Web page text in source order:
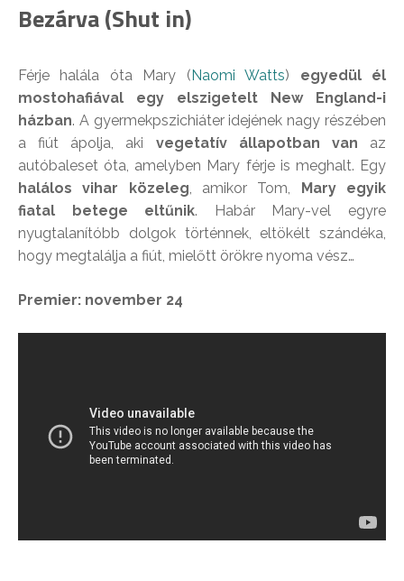
Bezárva (Shut in)
Férje halála óta Mary ( Naomi Watts) egyedül él
mostohafiával egy elszigetelt New England-i
házban. A gyermekpszichiáter idejének nagy részében
a fiút ápolja, aki vegetatív állapotban van az
autóbaleset óta, amelyben Mary férje is meghalt. Egy
halálos vihar közeleg, amikor Tom,
Mary egyik
fiatal betege eltűnik. Habár Mary-vel egyre
nyugtalanítóbb dolgok történnek, eltökélt szándéka,
hogy megtalálja a fiút, mielőtt örökre nyoma vész…
Premier: november 24